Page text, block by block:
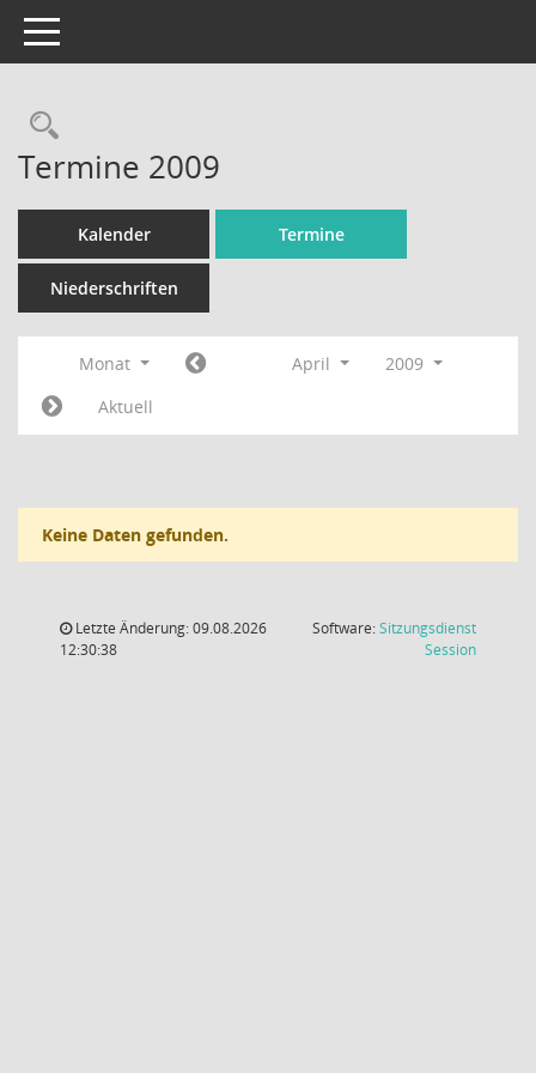
Toggle navigation
Rechercheauswahl
Termine 2009
Kalender Termine
Niederschriften
Monat April
2009
Aktuell
Keine Daten gefunden.
Letzte Änderung: 09.08.2026
12:30:38
Software:Sitzungsdienst
Session(Wird in